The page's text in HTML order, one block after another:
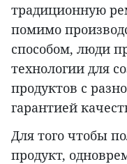
традиционную
помимо
способом, люди
технологии для
продуктов с
гарантией
Для того чтобы
продукт,